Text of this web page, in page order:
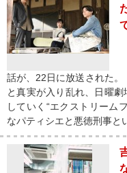
話が、22日に放送された
と真実が入り乱れ、日曜
していく“エクストリーム
なパティシエと悪徳刑事と